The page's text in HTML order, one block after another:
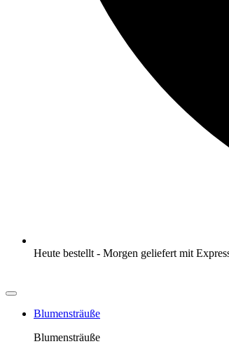
Heute bestellt - Morgen geliefert mit
Blumensträuße
Blumensträuße